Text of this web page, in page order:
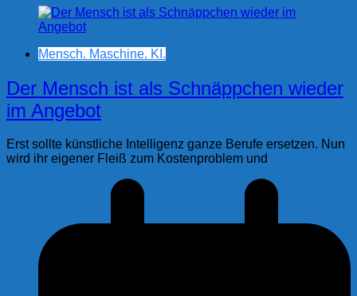
Mensch. Maschine. KI.
Der Mensch ist als Schnäppchen wieder
im Angebot
Erst sollte künstliche Intelligenz ganze Berufe ersetzen. Nun
wird ihr eigener Fleiß zum Kostenproblem und